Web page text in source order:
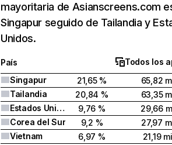
mayoritaria de Asianscreens.com
Singapur seguido de Tailandia y
Unidos.
País
Todos los
Singapur
21,65 %
65,82
Tailandia
20,84 %
63,35
Estados Unidos
9,76 %
29,66
Corea del Sur
9,2 %
27,97
Vietnam
6,97 % 21,19